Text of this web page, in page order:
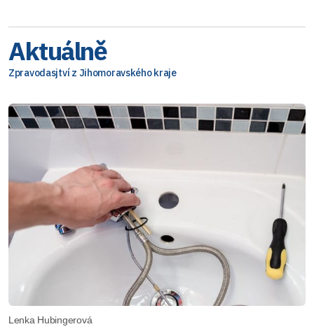
Aktuálně
Zpravodasjtví z Jihomoravského kraje
Lenka Hubingerová